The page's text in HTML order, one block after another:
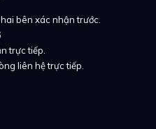
vặn, thiết kế mặt số
được thiết kế thành hai
bên xác nhận trước.
trực tiếp.
liên hệ trực tiếp.